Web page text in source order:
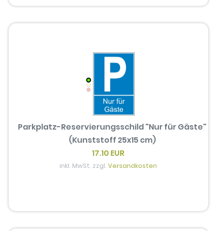
Parkplatz-Reservierungsschild "Nur für Gäste"
(Kunststoff 25x15 cm)
17.10 EUR
inkl. MwSt. zzgl.Versandkosten